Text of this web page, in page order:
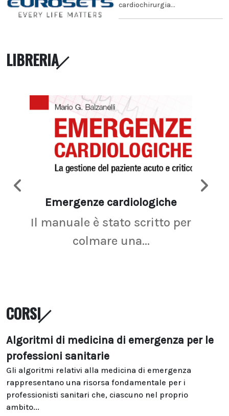
cardiochirurgia...
LIBRERIA
Emergenze cardiologiche
Il manuale è stato scritto per
colmare una...
CORSI
Algoritmi di medicina di emergenza per le
professioni sanitarie
Gli algoritmi relativi alla medicina di emergenza
rappresentano una risorsa fondamentale per i
professionisti sanitari che, ciascuno nel proprio
ambito...